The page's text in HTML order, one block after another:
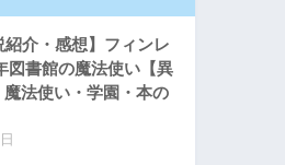
紹介・感想】フィンレ
図書館の魔法使い【異
法使い・学園・本の